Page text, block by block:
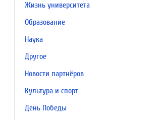
Жизнь университета
Образование
Наука
Другое
Новости партнёров
Культура и спорт
День Победы